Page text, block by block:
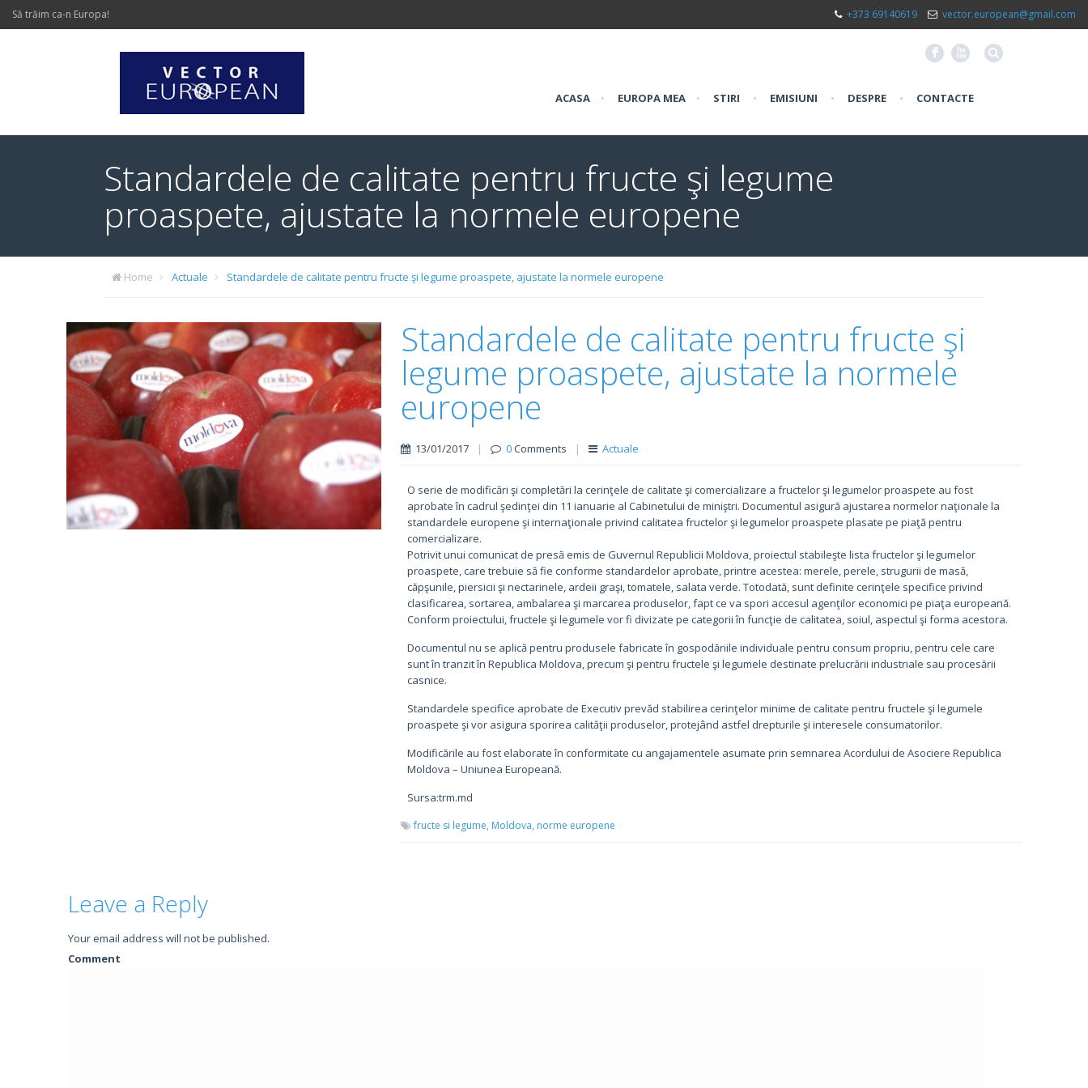
Să trăim ca-n Europa! +373 69140619 vector.european@gmail.com
F X
ACASA • EUROPA MEA • STIRI • EMISIUNI • DESPRE • CONTACTE
Standardele de calitate pentru fructe şi legume
proaspete, ajustate la normele europene
Home Actuale Standardele de calitate pentru fructe şi legume proaspete, ajustate la normele europene
Standardele de calitate pentru fructe şi
legume proaspete, ajustate la normele
europene
13/01/2017 | 0Comments | Actuale
O serie de modificări şi completări la cerinţele de calitate şi comercializare a fructelor şi legumelor proaspete au fost
aprobate în cadrul şedinţei din 11 ianuarie al Cabinetului de miniştri. Documentul asigură ajustarea normelor naţionale la
standardele europene şi internaţionale privind calitatea fructelor şi legumelor proaspete plasate pe piaţă pentru
comercializare.
Potrivit unui comunicat de presă emis de Guvernul Republicii Moldova, proiectul stabileşte lista fructelor şi legumelor
proaspete, care trebuie să fie conforme standardelor aprobate, printre acestea: merele, perele, strugurii de masă,
căpşunile, piersicii şi nectarinele, ardeii graşi, tomatele, salata verde. Totodată, sunt definite cerinţele specifice privind
clasificarea, sortarea, ambalarea şi marcarea produselor, fapt ce va spori accesul agenţilor economici pe piaţa europeană.
Conform proiectului, fructele şi legumele vor fi divizate pe categorii în funcţie de calitatea, soiul, aspectul şi forma acestora.
Documentul nu se aplică pentru produsele fabricate în gospodăriile individuale pentru consum propriu, pentru cele care
sunt în tranzit în Republica Moldova, precum şi pentru fructele şi legumele destinate prelucrării industriale sau procesării
casnice.
Standardele specifice aprobate de Executiv prevăd stabilirea cerinţelor minime de calitate pentru fructele şi legumele
proaspete şi vor asigura sporirea calităţii produselor, protejând astfel drepturile şi interesele consumatorilor.
Modificările au fost elaborate în conformitate cu angajamentele asumate prin semnarea Acordului de Asociere Republica
Moldova – Uniunea Europeană.
Sursa:trm.md
fructe si legume, Moldova, norme europene
Leave a Reply
Your email address will not be published.
Comment